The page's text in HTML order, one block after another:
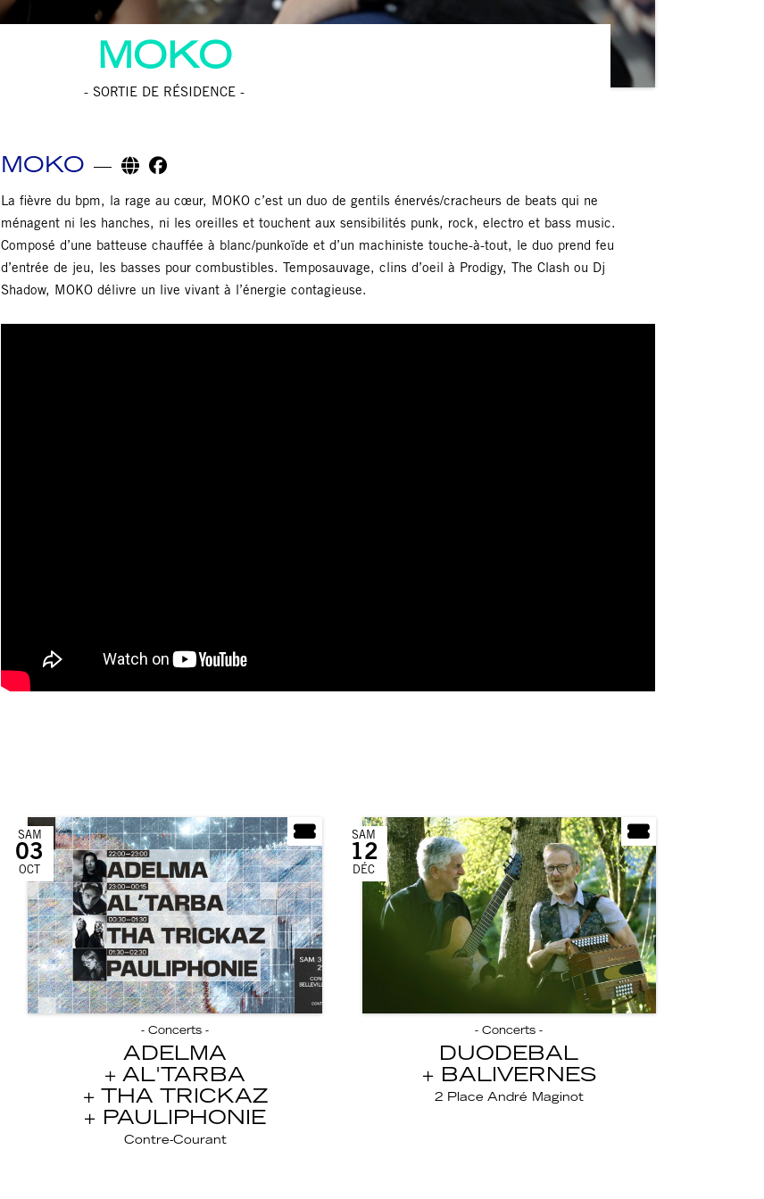
MOKO
- SORTIE DE RÉSIDENCE -
MOKO
La fièvre du bpm, la rage au cœur, MOKO c’est un duo de gentils énervés/cracheurs de beats qui ne
ménagent ni les hanches, ni les oreilles et touchent aux sensibilités punk, rock, electro et bass music.
Composé d’une batteuse chauffée à blanc/punkoïde et d’un machiniste touche-à-tout, le duo prend feu
d’entrée de jeu, les basses pour combustibles. Temposauvage, clins d’oeil à Prodigy, The Clash ou Dj
Shadow, MOKO délivre un live vivant à l’énergie contagieuse.
- Concerts -
ADELMA
AL'TARBA
THA TRICKAZ
PAULIPHONIE
Contre-Courant
SAM
03
OCT
- Concerts -
DUODEBAL
BALIVERNES
2 Place André Maginot
SAM
12
DÉC